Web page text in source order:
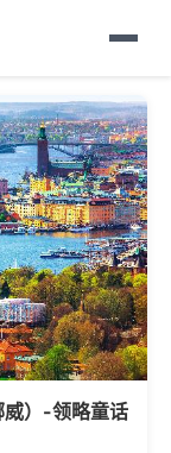
）-领略童话